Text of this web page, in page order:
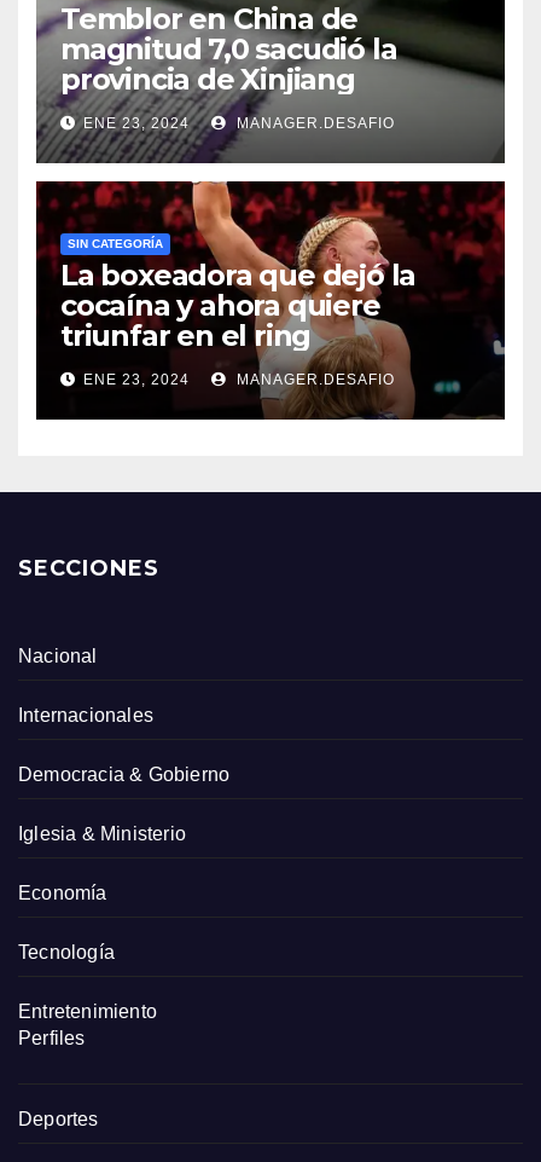
Temblor en China de
magnitud 7,0 sacudió la
provincia de Xinjiang
ENE 23, 2024 MANAGER.DESAFIO
SIN CATEGORÍA
La boxeadora que dejó la
cocaína y ahora quiere
triunfar en el ring​
ENE 23, 2024 MANAGER.DESAFIO
SECCIONES
Nacional
Internacionales
Democracia & Gobierno
Iglesia & Ministerio
Economía
Tecnología
Entretenimiento
Perfiles
Deportes